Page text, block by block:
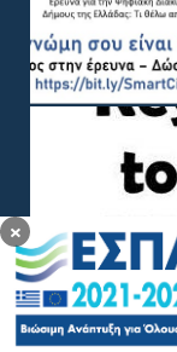
×
WEB DEVELOPMENT
DESIGN STUDIO